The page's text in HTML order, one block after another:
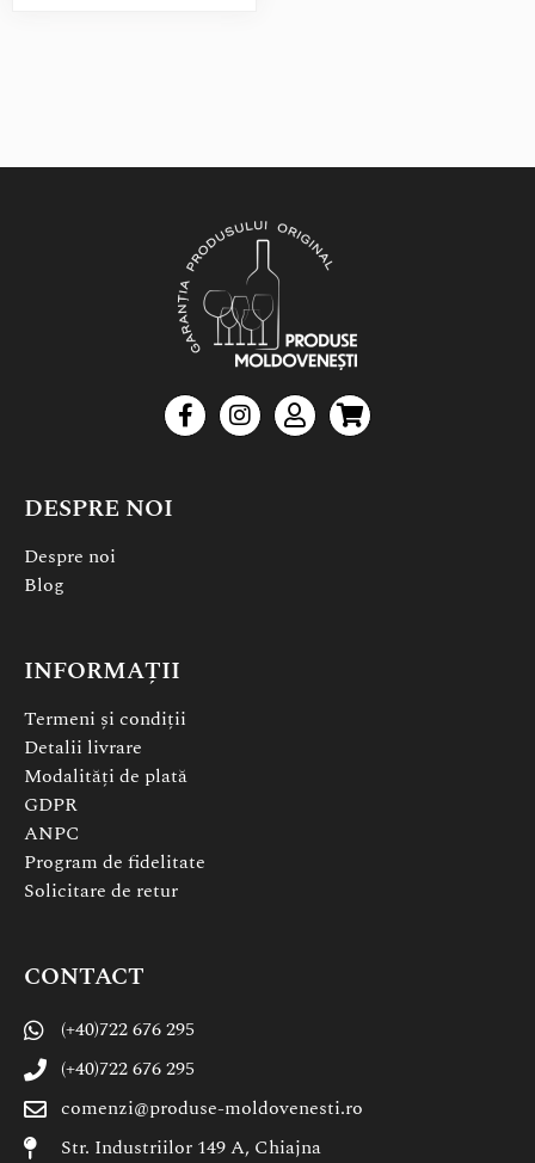
DESPRE NOI
Despre noi
Blog
INFORMAȚII
Termeni și condiții
Detalii livrare
Modalități de plată
GDPR
ANPC
Program de fidelitate
Solicitare de retur
CONTACT
(+40)722 676 295
(+40)722 676 295
comenzi@produse-moldovenesti.ro
Str. Industriilor 149 A, Chiajna